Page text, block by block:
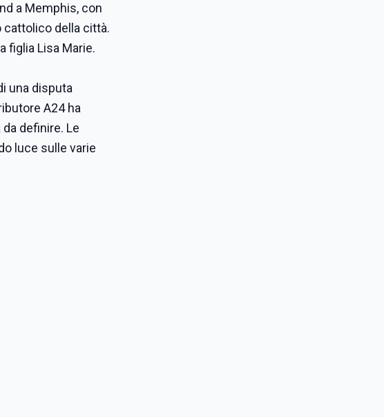
a Memphis, con
cattolico della città.
figlia Lisa Marie.
una disputa
A24 ha
definire. Le
luce sulle varie